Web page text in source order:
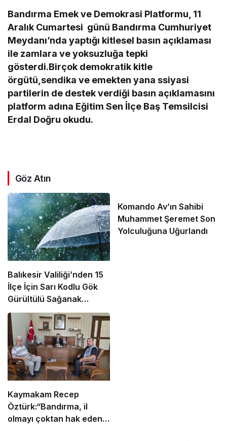
Bandırma Emek ve Demokrasi Platformu, 11
Aralık Cumartesi günü Bandırma Cumhuriyet
Meydanı’nda yaptığı kitlesel basın açıklaması
ile zamlara ve yoksuzluğa tepki
gösterdi.Birçok demokratik kitle
örgütü,sendika ve emekten yana ssiyasi
partilerin de destek verdiği basın açıklamasını
platform adına Eğitim Sen İlçe Baş Temsilcisi
Erdal Doğru okudu.
Göz Atın
Balıkesir Valiliği’nden 15
İlçe İçin Sarı Kodlu Gök
Gürültülü Sağanak
Uyarısı!
Komando Av’ın Sahibi
Muhammet Şeremet Son
Yolculuğuna Uğurlandı
Kaymakam Recep
Öztürk:“Bandırma, il
olmayı çoktan hak eden